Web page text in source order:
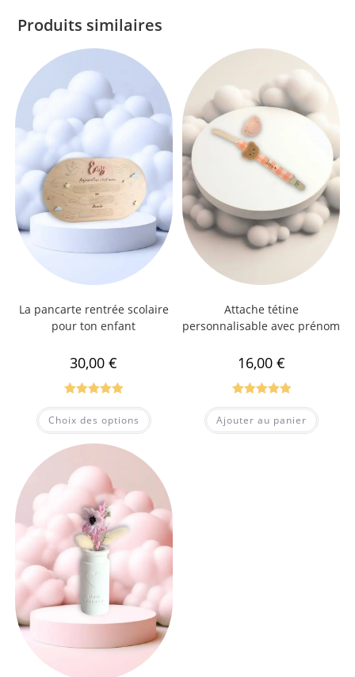
Produits similaires
La pancarte rentrée scolaire
pour ton enfant
30,00€
Note5.00
sur 5
Choix des options
Attache tétine
personnalisable avec prénom
16,00 €
Note5.00
sur 5
Ajouter au panier